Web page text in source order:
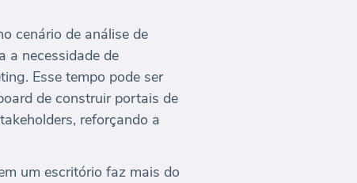
cenário de análise de
a necessidade de
Esse tempo pode ser
de construir portais de
reforçando a
um escritório faz mais do